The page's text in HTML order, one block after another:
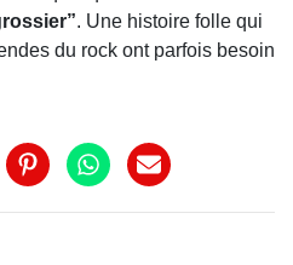
. Une histoire folle qui
du rock ont parfois besoin